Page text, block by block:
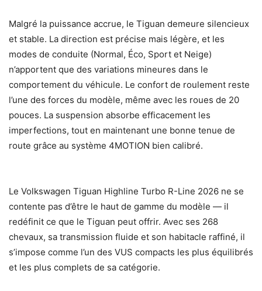
Malgré la puissance accrue, le Tiguan demeure silencieux
et stable. La direction est précise mais légère, et les
modes de conduite (Normal, Éco, Sport et Neige)
n’apportent que des variations mineures dans le
comportement du véhicule. Le confort de roulement reste
l’une des forces du modèle, même avec les roues de 20
pouces. La suspension absorbe efficacement les
imperfections, tout en maintenant une bonne tenue de
route grâce au système 4MOTION bien calibré.
Le Volkswagen Tiguan Highline Turbo R-Line 2026 ne se
contente pas d’être le haut de gamme du modèle — il
redéfinit ce que le Tiguan peut offrir. Avec ses 268
chevaux, sa transmission fluide et son habitacle raffiné, il
s’impose comme l’un des VUS compacts les plus équilibrés
et les plus complets de sa catégorie.